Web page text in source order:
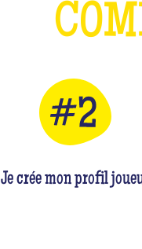
Je crée mon profil